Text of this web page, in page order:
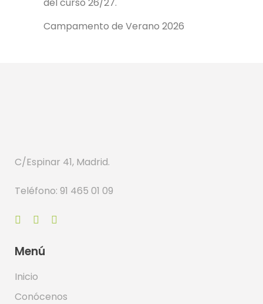
Campamento de Verano 2026
C/Espinar 41, Madrid.
Teléfono: 91 465 01 09
Menú
Inicio
Conócenos